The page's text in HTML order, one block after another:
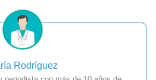
Rodríguez